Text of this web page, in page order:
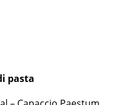
pasta